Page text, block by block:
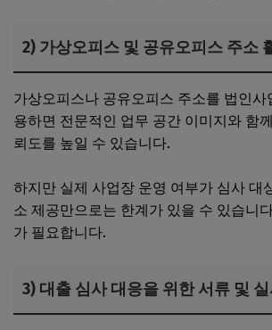
2) 가상오피스 및 공유오피스 주소
가상오피스나 공유오피스 주소를 법인사
용하면 전문적인 업무 공간 이미지와 함
뢰도를 높일 수 있습니다.
하지만 실제 사업장 운영 여부가 심사 대
소 제공만으로는 한계가 있을 수 있습니
가 필요합니다.
3) 대출 심사 대응을 위한 서류 및